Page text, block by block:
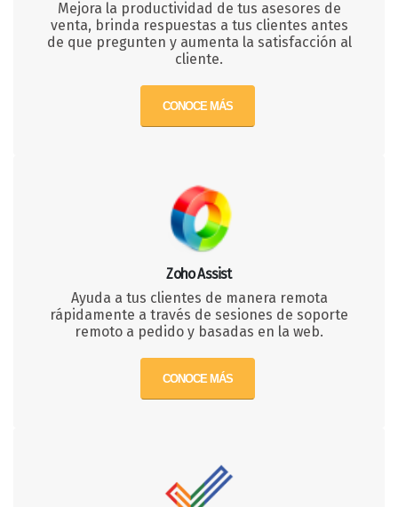
Mejora la productividad de tus asesores de
venta, brinda respuestas a tus clientes antes
de que pregunten y aumenta la satisfacción al
cliente.
CONOCE MÁS
Zoho Assist
Ayuda a tus clientes de manera remota
rápidamente a través de sesiones de soporte
remoto a pedido y basadas en la web.
CONOCE MÁS